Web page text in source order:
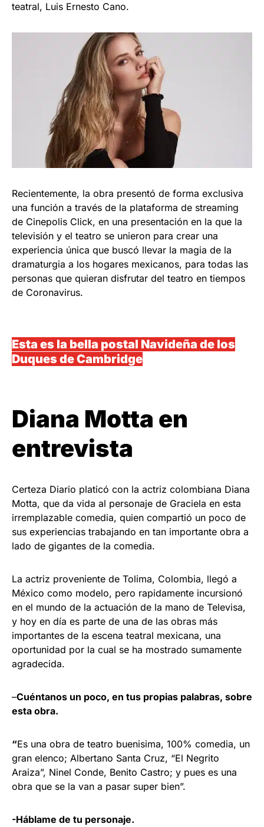
teatral, Luis Ernesto Cano.
Recientemente, la obra presentó de forma exclusiva
una función a través de la plataforma de streaming
de Cinepolis Click, en una presentación en la que la
televisión y el teatro se unieron para crear una
experiencia única que buscó llevar la magia de la
dramaturgia a los hogares mexicanos, para todas las
personas que quieran disfrutar del teatro en tiempos
de Coronavirus.
Esta es la bella postal Navideña de los
Duques de Cambridge
Diana Motta en
entrevista
Certeza Diario platicó con la actriz colombiana Diana
Motta, que da vida al personaje de Graciela en esta
irremplazable comedia, quien compartió un poco de
sus experiencias trabajando en tan importante obra a
lado de gigantes de la comedia.
La actriz proveniente de Tolima, Colombia, llegó a
México como modelo, pero rapidamente incursionó
en el mundo de la actuación de la mano de Televisa,
y hoy en día es parte de una de las obras más
importantes de la escena teatral mexicana, una
oportunidad por la cual se ha mostrado sumamente
agradecida.
–Cuéntanos un poco, en tus propias palabras, sobre
esta obra.
“Es una obra de teatro buenisima, 100% comedia, un
gran elenco; Albertano Santa Cruz, “El Negrito
Araiza”, Ninel Conde, Benito Castro; y pues es una
obra que se la van a pasar super bien”.
-Háblame de tu personaje.